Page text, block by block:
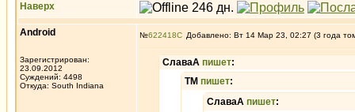
Наверх
Android
Зарегистрирован:
23.09.2012
Суждений: 4498
Откуда: South Indiana
№622418 Добавлено: Вт 14 Мар 23, 02:27 (3 года
СлаваА пишет:
ТМ пишет:
СлаваА пишет: